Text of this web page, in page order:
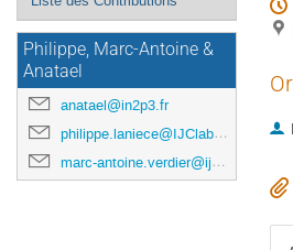
Philippe, Marc-Antoine &
Anatael
anatael@in2p3.fr
philippe.laniece@IJClab.in2p3.fr
marc-antoine.verdier@ijclab.in2p3.fr